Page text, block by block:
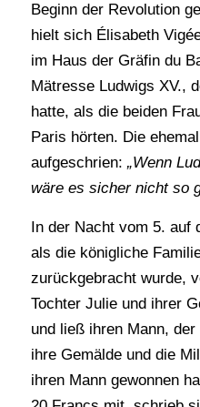
Beginn der Revolution
hielt sich Élisabeth
im Haus der Gräfin du
Mätresse Ludwigs XV.,
hatte, als die beiden
Paris hörten. Die
aufgeschrien: „Wenn
wäre es sicher nicht so
In der Nacht vom 5. auf
als die königliche
zurückgebracht wurde,
Tochter Julie und ihrer
und ließ ihren Mann,
ihre Gemälde und die
ihren Mann gewonnen